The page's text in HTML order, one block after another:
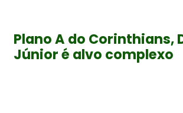
Plano A do Corinthians,
Júnior é alvo complexo